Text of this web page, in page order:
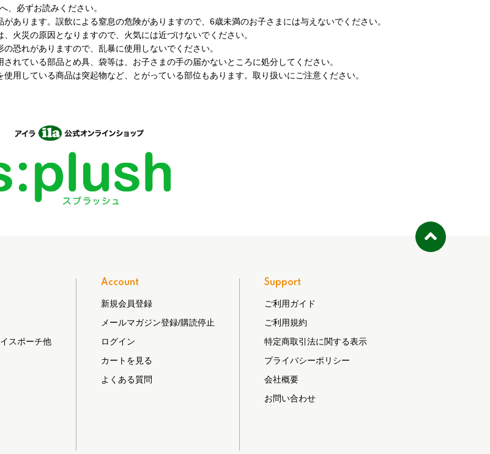
、必ずお読みください。
があります。誤飲による窒息の危険がありますので、6歳未満のお子さまには与えないでください。
、火災の原因となりますので、火気には近づけないでください。
の恐れがありますので、乱暴に使用しないでください。
されている部品とめ具、袋等は、お子さまの手の届かないところに処分してください。
使用している商品は突起物など、とがっている部位もあります。取り扱いにご注意ください。
スポーチ他
Account
新規会員登録
メールマガジン登録/購読停止
ログイン
カートを見る
よくある質問
Support
ご利用ガイド
ご利用規約
特定商取引法に関する表示
プライバシーポリシー
会社概要
お問い合わせ